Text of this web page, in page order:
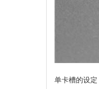
单卡槽的设